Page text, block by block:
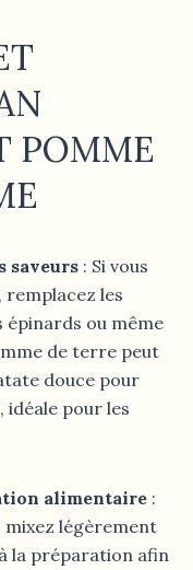
POMME
saveurs : Si vous
remplacez les
épinards ou même
de terre peut
douce pour
idéale pour les
alimentaire :
mixez légèrement
la préparation afin